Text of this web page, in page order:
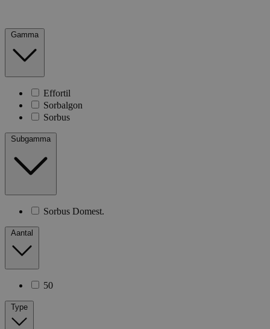
Gamma
Effortil
Sorbalgon
Sorbus
Subgamma
Sorbus Domest.
Aantal
50
Type